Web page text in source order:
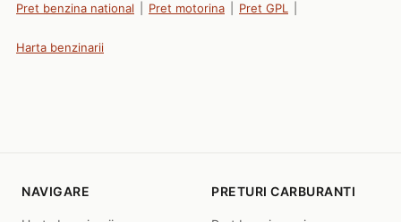
Pret benzina national Pret motorina Pret GPL
Harta benzinarii
NAVIGARE PRETURI CARBURANTI